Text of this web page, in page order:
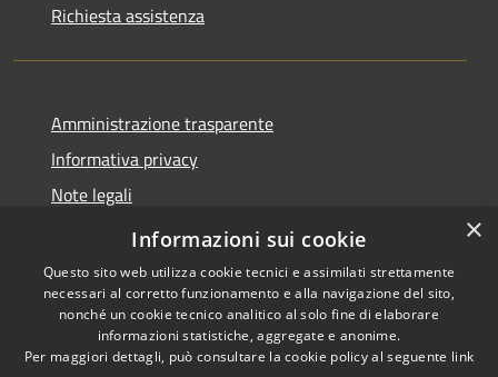
Richiesta assistenza
Amministrazione trasparente
Informativa privacy
Note legali
Dichiarazione di accessibilità 2025
Accessibilità
Copyright © 2026 • Comune di
Osio Sotto • Powered by
×
Informazioni sui cookie
Questo sito web utilizza cookie tecnici e assimilati strettamente
necessari al corretto funzionamento e alla navigazione del sito,
nonché un cookie tecnico analitico al solo fine di elaborare
informazioni statistiche, aggregate e anonime.
Per maggiori dettagli, può consultare la cookie policy al seguente link